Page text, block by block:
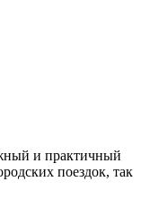
и практичный
поездок, так